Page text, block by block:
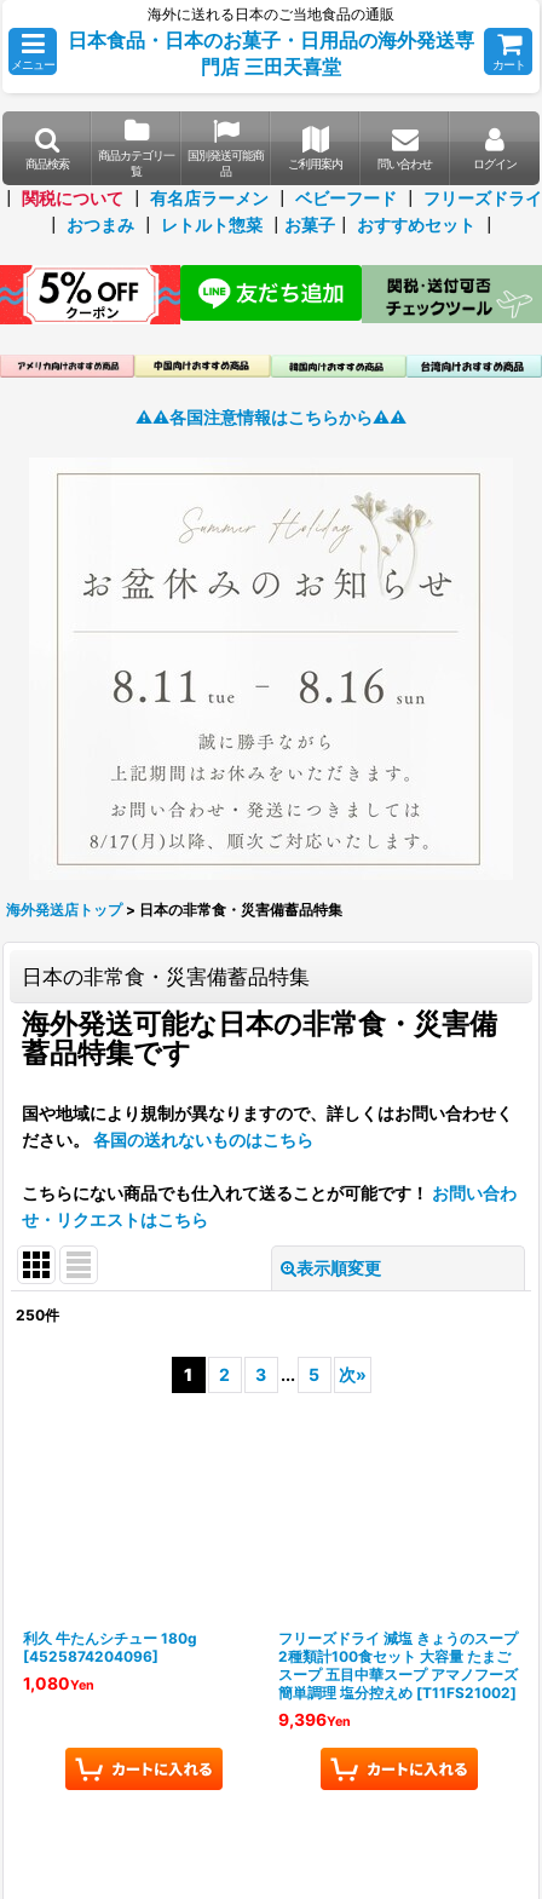
海外に送れる日本のご当地食品の通販
メニュー
日本食品・日本のお菓子・日用品の海外発送専
門店 三田天喜堂
カート
商品検索
商品カテゴリ一
覧
国別発送可能商
品
ご利用案内 問い合わせ ログイン
関税について 有名店ラーメン ベビーフード
フリーズドライ
おつまみ レトルト惣菜 お菓子 おすすめセット
⚠️⚠️各国注意情報はこちらから⚠️⚠️
海外発送店トップ > 日本の非常食・災害備蓄品特集
日本の非常食・災害備蓄品特集
海外発送可能な日本の非常食・災害備
蓄品特集です
国や地域により規制が異なりますので、詳しくはお問い合わせく
ださい。 各国の送れないものはこちら
こちらにない商品でも仕入れて送ることが可能です！ お問い合わ
せ・リクエストはこちら
表示順変更
250件
1 2 3 ... 5 次»
利久 牛たんシチュー 180g
[4525874204096]
1,080Yen
フリーズドライ 減塩 きょうのスープ
2種類計100食セット 大容量 たまご
スープ 五目中華スープ アマノフーズ
簡単調理 塩分控えめ [T11FS21002]
9,396Yen